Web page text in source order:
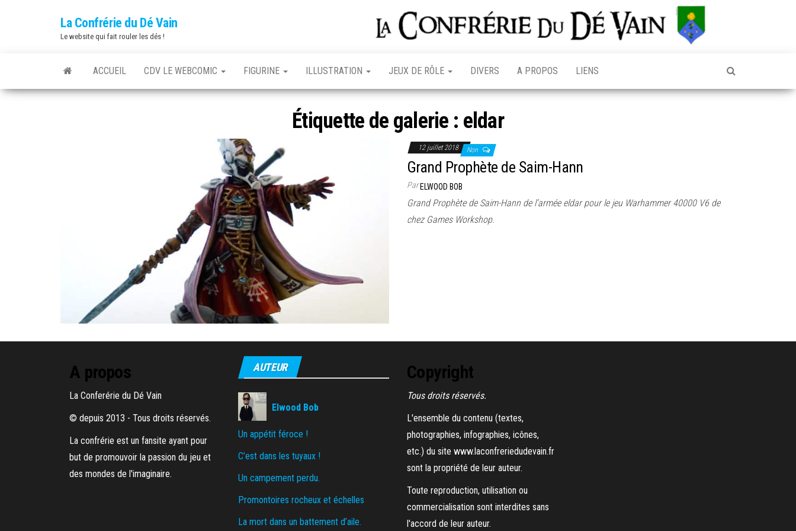
La Confrérie du Dé Vain
Le website qui fait rouler les dés !
ACCUEIL CDV LE WEBCOMIC FIGURINE ILLUSTRATION JEUX DE RÔLE DIVERS A PROPOS LIENS
Étiquette de galerie : eldar
12 juillet 2018 Non
Grand Prophète de Saim-Hann
ParELWOOD BOB
Grand Prophète de Saim-Hann de l’armée eldar pour le jeu Warhammer 40000 V6 de
chez Games Workshop.
A propos
La Conferérie du Dé Vain
© depuis 2013 - Tous droits réservés.
La confrérie est un fansite ayant pour
but de promouvoir la passion du jeu et
des mondes de l'imaginaire.
AUTEUR
Elwood Bob
Un appétit féroce !
C’est dans les tuyaux !
Un campement perdu.
Promontoires rocheux et échelles
La mort dans un battement d’aile.
Copyright
Tous droits réservés.
L'ensemble du contenu (textes,
photographies, infographies, icônes,
etc.) du site www.laconfreriedudevain.fr
sont la propriété de leur auteur.
Toute reproduction, utilisation ou
commercialisation sont interdites sans
l'accord de leur auteur.